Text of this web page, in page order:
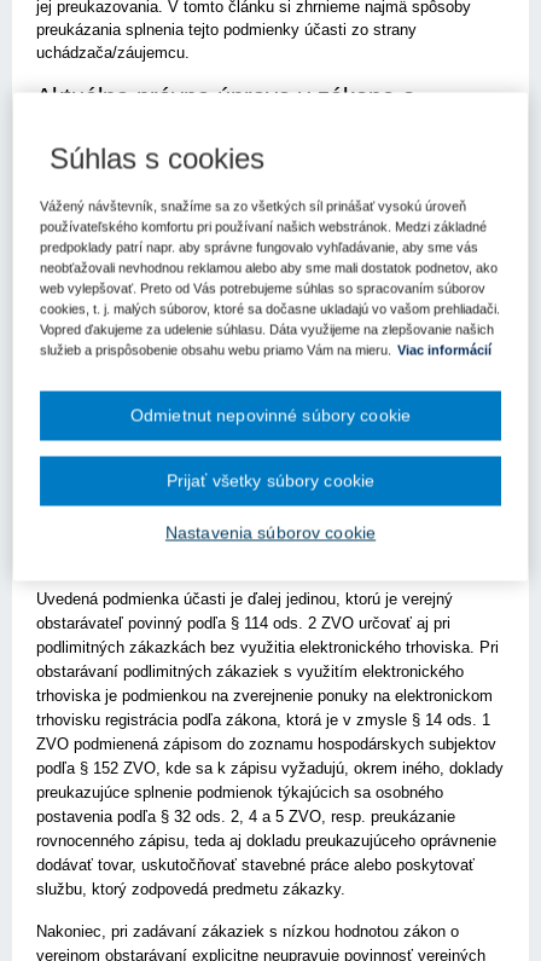
jej preukazovania. V tomto článku si zhrnieme najmä spôsoby
preukázania splnenia tejto podmienky účasti zo strany
uchádzača/záujemcu.
Aktuálna právna úprava v zákone o
zúčastniť len ten, kto, okrem iného, spĺňa podmienku účasti, že je
oprávnený dodávať tovar, uskutočňovať stavebné práce alebo
poskytovať služby. Túto podmienku má uchádzač alebo záujemca
podľa § 32 ods. 2 písm. f) ZVO preukázať doloženým dokladom o
oprávnení dodávať tovar, uskutočňovať stavebné práce alebo
poskytovať službu, ktorý zodpovedá predmetu zákazky.
Pre stručnosť stačí ďalej uviesť, že uvedenú podmienku účasti je
verejný obstarávateľ povinný určiť podľa § 38 ods. 1 ZVO pri
každej nadlimitnej zákazke, čo podľa § 66 ods. 8 písm. c) ZVO
platí aj pri ich zadávaní s využitím elektronického trhoviska.
Ustanovenie § 38 ods. 2 ZVO následne priznáva v tomto ohľade
výnimočné miesto obstarávateľovi, keďže ten môže, ale nie je
povinný pri obstarávaní určovať v zásade ani jednu z podmienok
účasti týkajúcich sa osobného postavenia, teda ani tú uvedenú v §
Uvedená podmienka účasti je ďalej jedinou, ktorú je verejný
obstarávateľ povinný podľa § 114 ods. 2 ZVO určovať aj pri
podlimitných zákazkách bez využitia elektronického trhoviska. Pri
obstarávaní podlimitných zákaziek s využitím elektronického
trhoviska je podmienkou na zverejnenie ponuky na elektronickom
trhovisku registrácia podľa zákona, ktorá je v zmysle § 14 ods. 1
ZVO podmienená zápisom do zoznamu hospodárskych subjektov
podľa § 152 ZVO, kde sa k zápisu vyžadujú, okrem iného, doklady
preukazujúce splnenie podmienok týkajúcich sa osobného
postavenia podľa § 32 ods. 2, 4 a 5 ZVO, resp. preukázanie
rovnocenného zápisu, teda aj dokladu preukazujúceho oprávnenie
dodávať tovar, uskutočňovať stavebné práce alebo poskytovať
službu, ktorý zodpovedá predmetu zákazky.
Nakoniec, pri zadávaní zákaziek s nízkou hodnotou zákon o
verejnom obstarávaní explicitne neupravuje povinnosť verejných
Súhlas s cookies
Vážený návštevník, snažíme sa zo všetkých síl prinášať vysokú úroveň
používateľského komfortu pri používaní našich webstránok. Medzi základné
predpoklady patrí napr. aby správne fungovalo vyhľadávanie, aby sme vás
neobťažovali nevhodnou reklamou alebo aby sme mali dostatok podnetov, ako
web vylepšovať. Preto od Vás potrebujeme súhlas so spracovaním súborov
cookies, t. j. malých súborov, ktoré sa dočasne ukladajú vo vašom prehliadači.
Vopred ďakujeme za udelenie súhlasu. Dáta využijeme na zlepšovanie našich
služieb a prispôsobenie obsahu webu priamo Vám na mieru. Viac informácií
Nastavenia súborov cookie
Odmietnut nepovinné súbory cookie
Prijať všetky súbory cookie